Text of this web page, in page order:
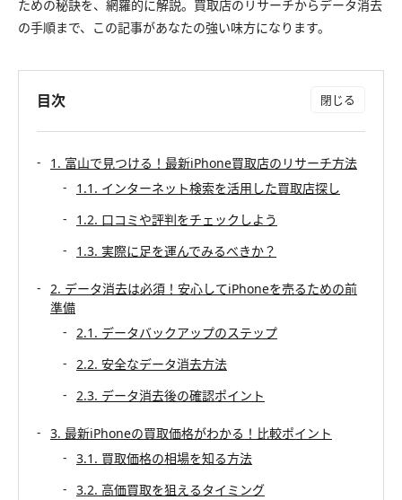
ための秘訣を、網羅的に解説。買取店のリサーチからデータ消去
の手順まで、この記事があなたの強い味方になります。
目次
1. 富山で見つける！最新iPhone買取店のリサーチ方法
1.1. インターネット検索を活用した買取店探し
1.2. 口コミや評判をチェックしよう
1.3. 実際に足を運んでみるべきか？
2. データ消去は必須！安心してiPhoneを売るための前
準備
2.1. データバックアップのステップ
2.2. 安全なデータ消去方法
2.3. データ消去後の確認ポイント
3. 最新iPhoneの買取価格がわかる！比較ポイント
3.1. 買取価格の相場を知る方法
3.2. 高価買取を狙えるタイミング